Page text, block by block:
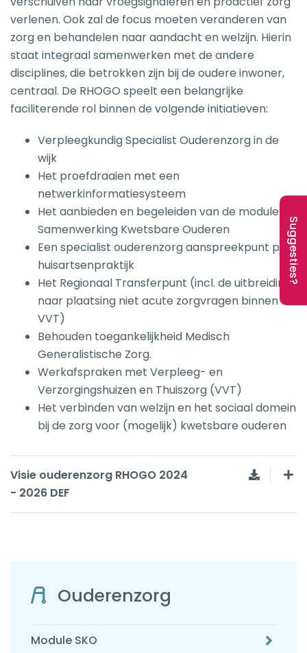
verlenen. Ook zal de focus moeten veranderen van
zorg en behandelen naar aandacht en welzijn. Hierin
staat integraal samenwerken met de andere
disciplines, die betrokken zijn bij de oudere inwoner,
centraal. De RHOGO speelt een belangrijke
faciliterende rol binnen de volgende initiatieven:
Verpleegkundig Specialist Ouderenzorg in de
wijk
Het proefdraaien met een
netwerkinformatiesysteem
Het aanbieden en begeleiden van de module
Samenwerking Kwetsbare Ouderen
Een specialist ouderenzorg aanspreekpunt per
huisartsenpraktijk
Het Regionaal Transferpunt (incl. de uitbreiding
naar plaatsing niet acute zorgvragen binnen de
VVT)
Behouden toegankelijkheid Medisch
Generalistische Zorg.
Werkafspraken met Verpleeg- en
Verzorgingshuizen en Thuiszorg (VVT)
Het verbinden van welzijn en het sociaal domein
bij de zorg voor (mogelijk) kwetsbare ouderen
Visie ouderenzorg RHOGO 2024
- 2026 DEF
Ouderenzorg
Module SKO
Suggesties?